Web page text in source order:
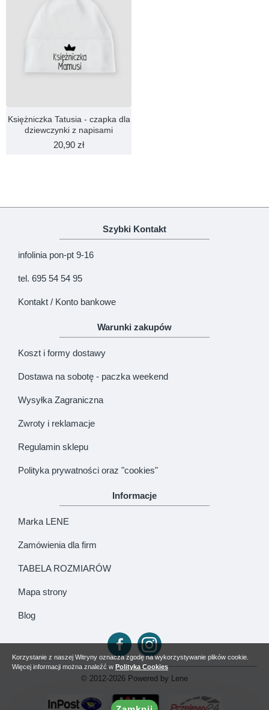
Księżniczka Tatusia - czapka dla
dziewczynki z napisami
20,90 zł
Szybki Kontakt
infolinia pon-pt 9-16
tel. 695 54 54 95
Kontakt / Konto bankowe
Warunki zakupów
Koszt i formy dostawy
Dostawa na sobotę - paczka weekend
Wysyłka Zagraniczna
Zwroty i reklamacje
Regulamin sklepu
Polityka prywatności oraz "cookies"
Informacje
Marka LENE
Zamówienia dla firm
TABELA ROZMIARÓW
Mapa strony
Blog
© 2012-2026 Powered by Lene
Korzystanie z naszej Witryny oznacza zgodę na wykorzystywanie plików cookie.
Więcej informacji można znaleźć wPolityka Cookies